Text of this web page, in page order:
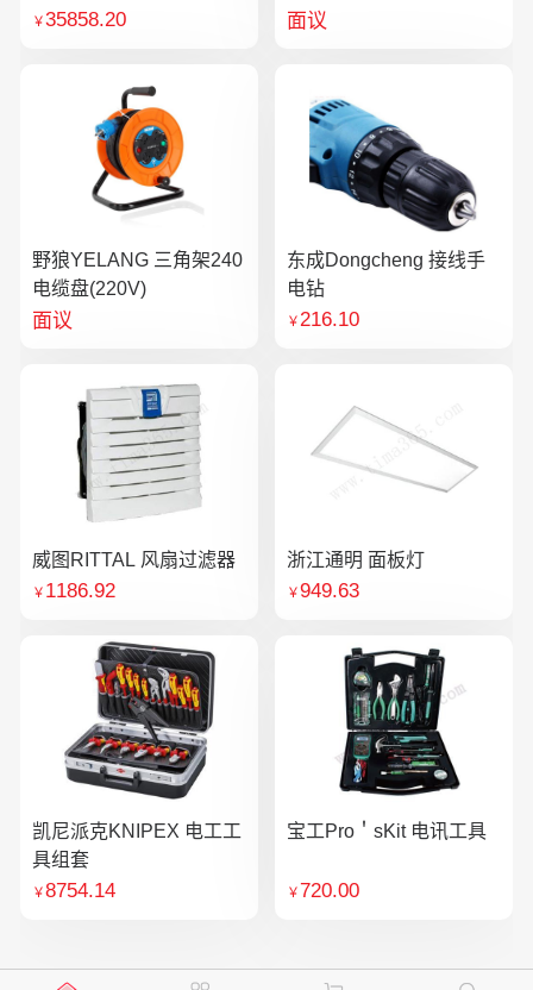
￥35858.20 面议
野狼YELANG 三角架240
电缆盘(220V)
面议
东成Dongcheng 接线手
电钻
￥216.10
威图RITTAL 风扇过滤器
￥ 1186.92
浙江通明 面板灯
￥949.63
凯尼派克KNIPEX 电工工
具组套
￥8754.14
宝工Pro＇sKit 电讯工具
￥720.00